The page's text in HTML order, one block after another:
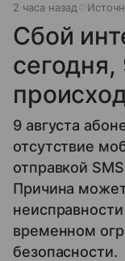
2 часа назад
Сбой
сегодня,
9 августа
отсутствие
отправкой
Причина
временном
безопасности.